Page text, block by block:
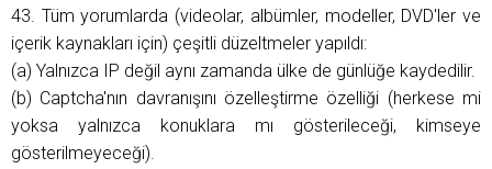
43. Tüm yorumlarda (videolar, albümler, modeller, DVD'ler ve
içerik kaynakları için) çeşitli düzeltmeler yapıldı:
(a) Yalnızca IP değil aynı zamanda ülke de günlüğe kaydedilir.
(b) Captcha'nın davranışını özelleştirme özelliği (herkese mi
yoksa yalnızca konuklara mı gösterileceği, kimseye
gösterilmeyeceği).